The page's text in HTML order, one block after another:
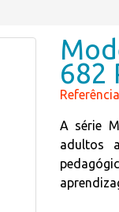
682
A série
adultos